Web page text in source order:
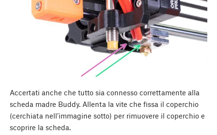
Accertati anche che tutto sia connesso correttamente alla
scheda madre Buddy. Allenta la vite che fissa il coperchio
(cerchiata nell’immagine sotto) per rimuovere il coperchio e
scoprire la scheda.